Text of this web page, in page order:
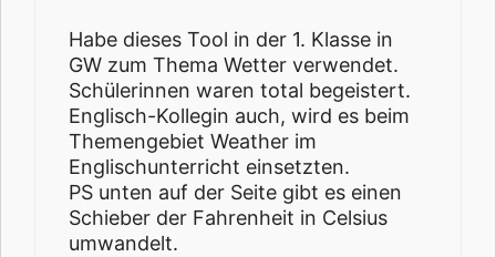
Habe dieses Tool in der 1. Klasse in
GW zum Thema Wetter verwendet.
Schülerinnen waren total begeistert.
Englisch-Kollegin auch, wird es beim
Themengebiet Weather im
Englischunterricht einsetzten.
PS unten auf der Seite gibt es einen
Schieber der Fahrenheit in Celsius
umwandelt.